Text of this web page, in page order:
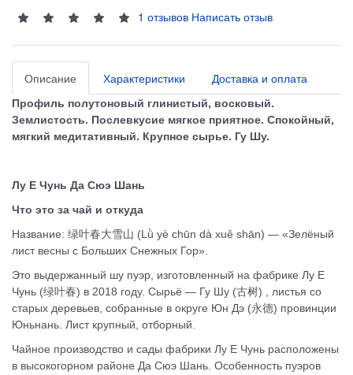
1 отзывов Написать отзыв
Описание Характеристики Доставка и оплата
Профиль полутоновый глинистый, восковый.
Землистость. Послевкусие мягкое приятное. Спокойный,
мягкий медитативный. Крупное сырье. Гу Шу.
Лу Е Чунь Да Сюэ Шань
Что это за чай и откуда
Название: 绿叶春大雪山 (Lǜ yè chūn dà xuě shān) — «Зелёный
лист весны с Больших Снежных Гор».
Это выдержанный шу пуэр, изготовленный на фабрике Лу Е
Чунь (绿叶春) в 2018 году. Сырьё — Гу Шу (古树) , листья со
старых деревьев, собранные в округе Юн Дэ (永德) провинции
Юньнань. Лист крупный, отборный.
Чайное производство и сады фабрики Лу Е Чунь расположены
в высокогорном районе Да Сюэ Шань. Особенность пуэров